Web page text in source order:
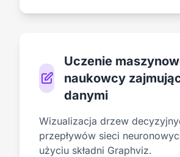
Uczenie
naukowcy
danymi
Wizualizacja drzew
przepływów sieci
użyciu składni Graphviz.